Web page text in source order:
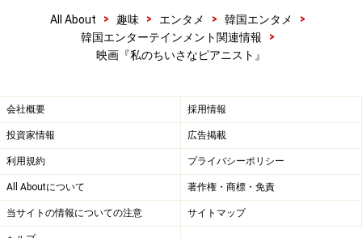
All About > 趣味 > エンタメ > 韓国エンタメ
>
韓国エンターテインメント関連情報
>
映画『私のちいさなピアニスト』
会社概要 採用情報
投資家情報 広告掲載
利用規約 プライバシーポリシー
All Aboutについて 著作権・商標・免責
当サイトの情報についての注意 サイトマップ